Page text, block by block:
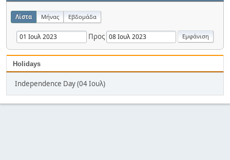
Λίστα Μήνας Εβδομάδα
Προς
Holidays
Independence Day (04 Ιουλ)